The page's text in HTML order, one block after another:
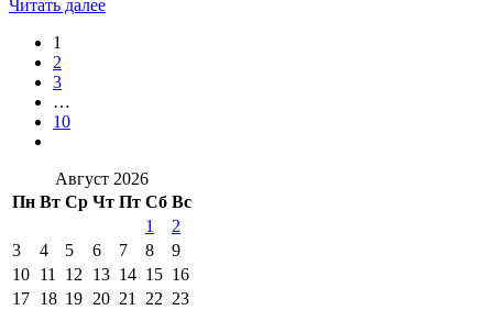
Читать далее
1
2
3
…
10
Август 2026
Пн Вт Ср Чт Пт Сб Вс
1
2
3
4 5 6 7 8
9
10 11 12 13 14 15 16
17 18 19 20 21 22 23